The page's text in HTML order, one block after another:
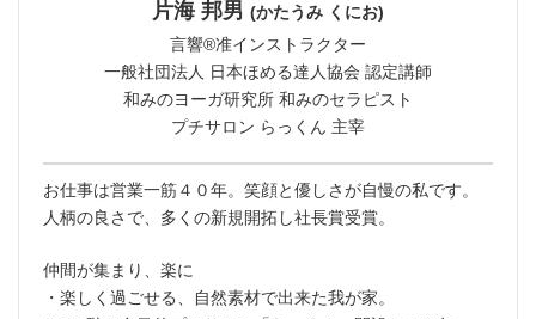
片海 邦男 (かたうみ くにお)
言響®︎准インストラクター
一般社団法人 日本ほめる達人協会 認定講師
和みのヨーガ研究所 和みのセラピスト
プチサロン らっくん 主宰
お仕事は営業一筋４０年。笑顔と優しさが自慢の私です。
人柄の良さで、多くの新規開拓し社長賞受賞。
仲間が集まり、楽に
・楽しく過ごせる、自然素材で出来た我が家。